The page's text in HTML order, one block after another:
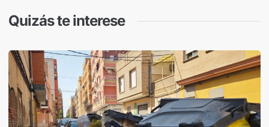
Quizás te interese